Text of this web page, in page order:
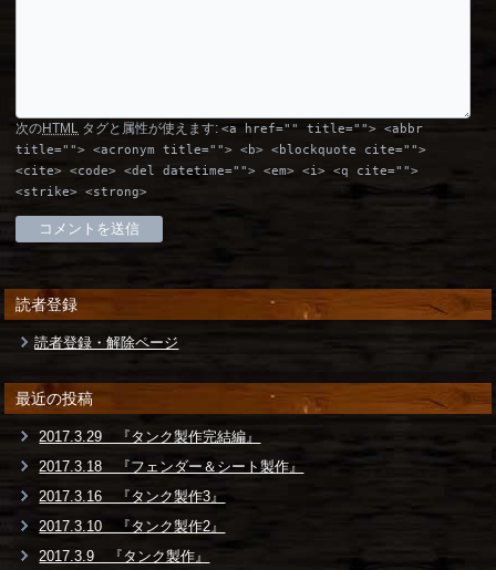
次のHTML タグと属性が使えます:<a href="" title=""> <abbr
title=""> <acronym title=""> <b> <blockquote cite="">
<cite> <code> <del datetime=""> <em> <i> <q cite="">
<strike> <strong>
読者登録
読者登録・解除ページ
最近の投稿
2017.3.29 『タンク製作完結編』
2017.3.18 『フェンダー＆シート製作』
2017.3.16 『タンク製作3』
2017.3.10 『タンク製作2』
2017.3.9 『タンク製作』